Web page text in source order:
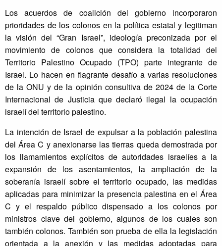
Los acuerdos de coalición del gobierno incorporaron
prioridades de los colonos en la política estatal y legitiman
la visión del “Gran Israel”, ideología preconizada por el
movimiento de colonos que considera la totalidad del
Territorio Palestino Ocupado (TPO) parte integrante de
Israel. Lo hacen en flagrante desafío a varias resoluciones
de la ONU y de la opinión consultiva de 2024 de la Corte
Internacional de Justicia que declaró ilegal la ocupación
israelí del territorio palestino.
La intención de Israel de expulsar a la población palestina
del Área C y anexionarse las tierras queda demostrada por
los llamamientos explícitos de autoridades israelíes a la
expansión de los asentamientos, la ampliación de la
soberanía israelí sobre el territorio ocupado, las medidas
aplicadas para minimizar la presencia palestina en el Área
C y el respaldo público dispensado a los colonos por
ministros clave del gobierno, algunos de los cuales son
también colonos. También son prueba de ella la legislación
orientada a la anexión y las medidas adoptadas para